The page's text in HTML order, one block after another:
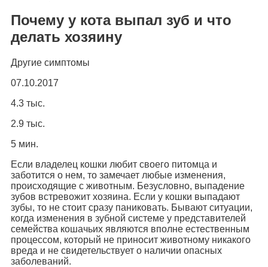
Почему у кота выпал зуб и что
делать хозяину
Другие симптомы
07.10.2017
4.3 тыс.
2.9 тыс.
5 мин.
Если владелец кошки любит своего питомца и
заботится о нем, то замечает любые изменения,
происходящие с животным. Безусловно, выпадение
зубов встревожит хозяина. Если у кошки выпадают
зубы, то не стоит сразу паниковать. Бывают ситуации,
когда изменения в зубной системе у представителей
семейства кошачьих являются вполне естественным
процессом, который не приносит животному никакого
вреда и не свидетельствует о наличии опасных
заболеваний.